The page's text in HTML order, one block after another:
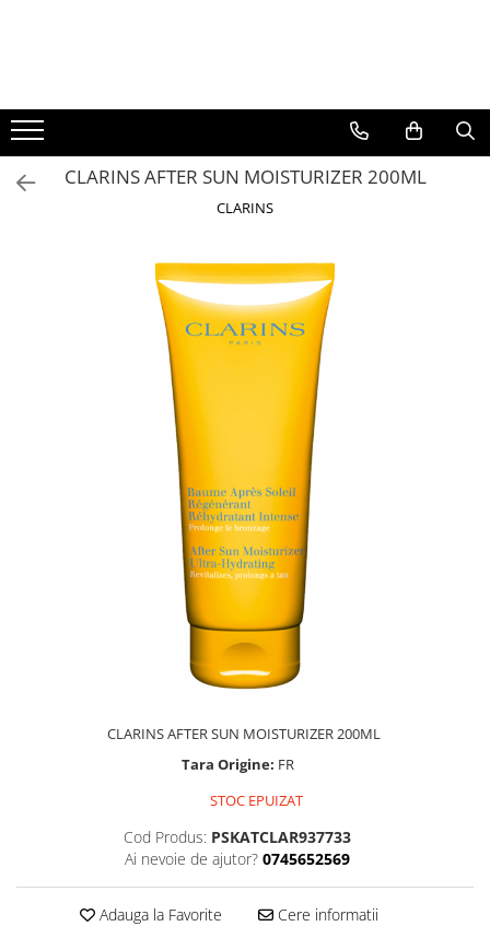
BERE
CAFEA
DEODORANTE
PARFUMURI
CLARINS AFTER SUN MOISTURIZER 200ML
CLARINS
CLARINS AFTER SUN MOISTURIZER 200ML
Tara Origine: FR
STOC EPUIZAT
Cod Produs: PSKATCLAR937733
Ai nevoie de ajutor? 0745652569
Adauga la Favorite Cere informatii